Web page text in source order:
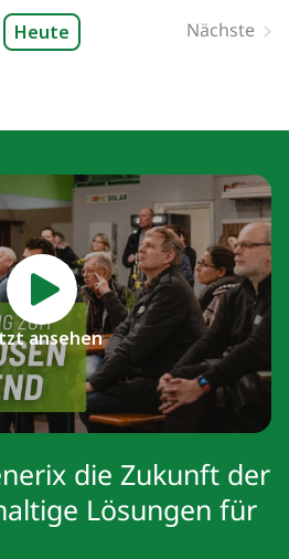
Heute
Nächste
ansehen
die Zukunft der
Lösungen für